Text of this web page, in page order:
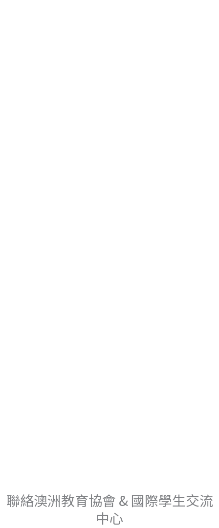
聯絡澳洲教育協會 & 國際學生交流
中心